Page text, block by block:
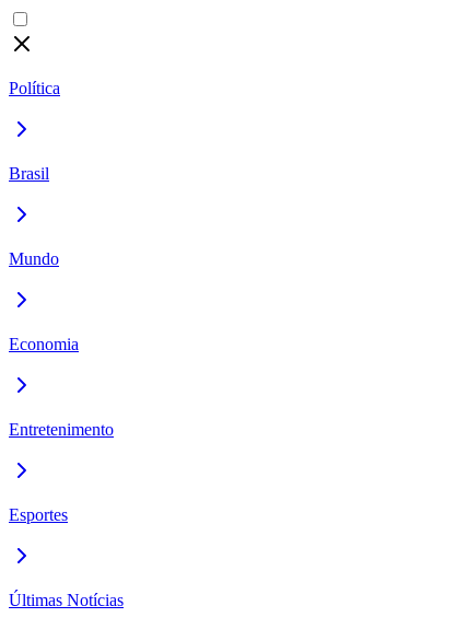
Política
Brasil
Mundo
Economia
Entretenimento
Esportes
Últimas Notícias